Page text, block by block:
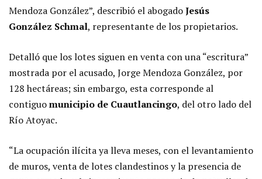
Mendoza González”, describió el abogadoJesús
González Schmal, representante de los propietarios.
Detalló que los lotes siguen en venta con una “escritura”
mostrada por el acusado, Jorge Mendoza González, por
128 hectáreas; sin embargo, esta corresponde al
contiguomunicipio de Cuautlancingo, del otro lado del
Río Atoyac.
“La ocupación ilícita ya lleva meses, con el levantamiento
de muros, venta de lotes clandestinos y la presencia de